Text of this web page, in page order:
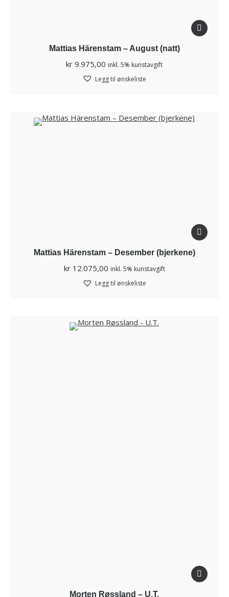
Mattias Härenstam – August (natt)
kr 9.975,00 inkl. 5% kunstavgift
Legg til ønskeliste
Mattias Härenstam – Desember (bjerkene)
kr12.075,00 inkl. 5% kunstavgift
Legg til ønskeliste
Morten Røssland – U.T.